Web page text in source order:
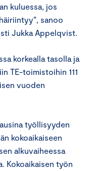
kuluessa, jos
sanoo
Jukka Appelqvist.
korkealla tasolla ja
TE-toimistoihin 111
vuoden
työllisyyden
kokoaikaiseen
alkuvaiheessa
Kokoaikaisen työn